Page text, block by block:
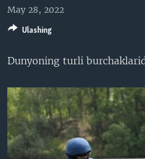
XALQARO
MULTIMEDIA
XALQARO HAYOT
VASHINGTON CHOYXONASI
MOBIL-SALOM!
FACEBOOK
YOUTUBE
INSTAGRAM
INGLIZ TILI DARSLARI
EDITORIAL
May 28, 2022
Dunyoning turli
Ulashing